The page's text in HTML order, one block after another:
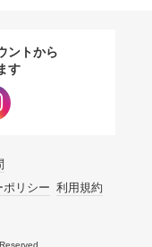
ントから
す
ポリシー 利用規約